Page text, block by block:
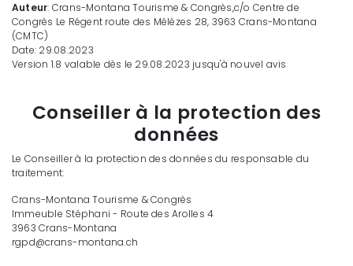
Auteur: Crans-Montana Tourisme & Congrès,c/o Centre de
Congrès Le Régent route des Mélèzes 28, 3963 Crans-Montana
(CMTC)
Date: 29.08.2023
Version 1.8 valable dès le 29.08.2023 jusqu'à nouvel avis
Conseiller à la protection des
données
Le Conseiller à la protection des données du responsable du
traitement:
Crans-Montana Tourisme & Congrès
Immeuble Stéphani - Route des Arolles 4
3963 Crans-Montana
rgpd@crans-montana.ch